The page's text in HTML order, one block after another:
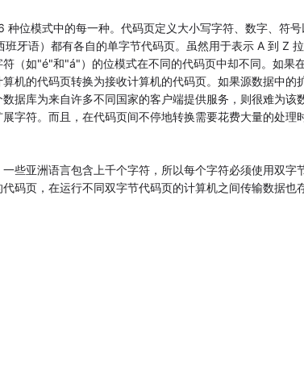
位模式中的每一种。代码页定义大小写字符、数字、符号
牙语）都有各自的单字节代码页。虽然用于表示 A 到 Z
（如"é"和"á"）的位模式在不同的代码页中却不同。如果
机的代码页转换为接收计算机的代码页。如果源数据中的
据库为来自许多不同国家的客户端提供服务，则很难为该
字符。而且，在代码页间不停地转换需要花费大量的处理
些亚洲语言包含上千个字符，所以每个字符必须使用双字节
码页，在运行不同双字节代码页的计算机之间传输数据也